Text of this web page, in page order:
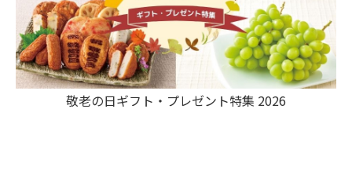
敬老の日ギフト・プレゼント特集 2026